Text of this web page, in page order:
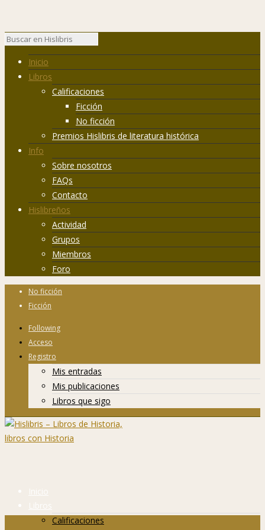
Inicio
Libros
Calificaciones
Ficción
No ficción
Premios Hislibris de literatura histórica
Info
Sobre nosotros
FAQs
Contacto
Hislibreños
Actividad
Grupos
Miembros
Foro
No ficción
Ficción
Following
Acceso
Registro
Mis entradas
Mis publicaciones
Libros que sigo
Inicio
Libros
Calificaciones